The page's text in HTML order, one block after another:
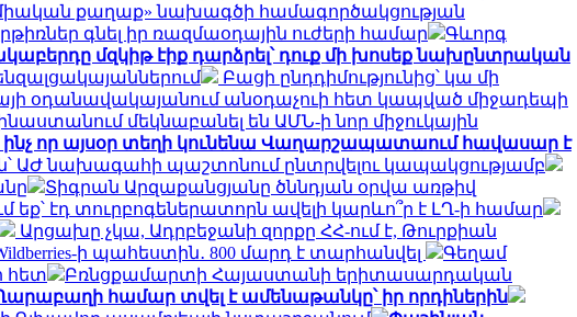
քաղաք» նախագծի համագործակցության
գնել իր ռազմաօդային ուժերի համար
Գևորգ
մզկիթ էիք դարձրել՝ դուք մի խոսեք նախընտրական
Բացի ընդդիմությունից՝ կա մի
օդանավակայանում անօդաչուի հետ կապված միջադեպի
մեկնաբանել են ԱՄՆ-ի նոր միջուկային
ինչ որ այսօր տեղի կունենա Վաղարշապատաում հավասար է
ԱԺ նախագահի պաշտոնում ընտրվելու կապակցությամբ
Տիգրան Արզաքանցյանը ծննդյան օրվա առթիվ
եք՝ էդ տուրբոգեներատորն ավելի կարևո՞ր է ԼՂ-ի համար
Արցախը չկա, Ադրբեջանի զորքը ՀՀ-ում է, Թուրքիան
ի պահեստին․ 800 մարդ է տարհանվել
Գեղամ
հետ
Բռնցքամարտի Հայաստանի երիտասարդական
Ղարաբաղի համար տվել է ամենաթանկը՝ իր որդիներին